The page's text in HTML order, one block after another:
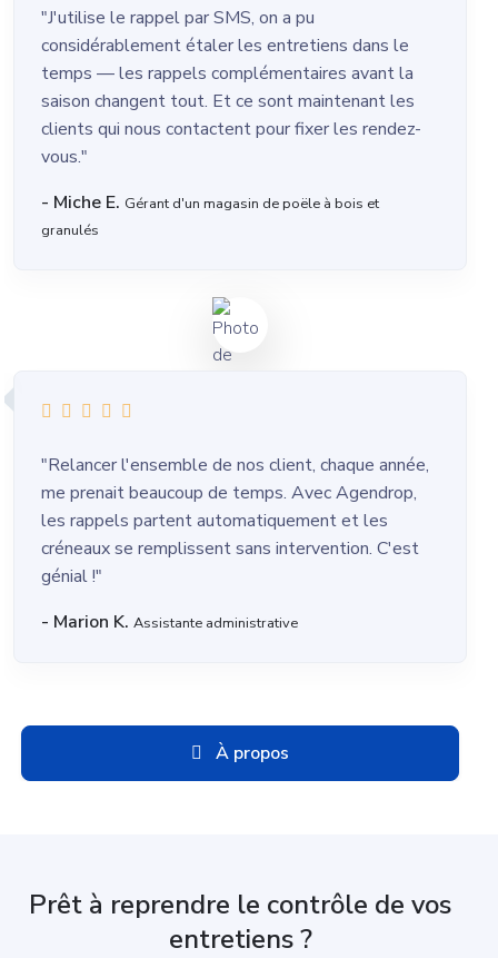
"J'utilise le rappel par SMS, on a pu
considérablement étaler les entretiens dans le
temps — les rappels complémentaires avant la
saison changent tout. Et ce sont maintenant les
clients qui nous contactent pour fixer les rendez-
vous."
- Miche E. Gérant d'un magasin de poële à bois et
granulés
"Relancer l'ensemble de nos client, chaque année,
me prenait beaucoup de temps. Avec Agendrop,
les rappels partent automatiquement et les
créneaux se remplissent sans intervention. C'est
génial !"
- Marion K. Assistante administrative
À propos
Prêt à reprendre le contrôle de vos
entretiens ?